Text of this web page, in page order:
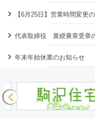
【6月25日】営業時間変更
代表取締役 黄綬褒章受章
年末年始休業のお知らせ